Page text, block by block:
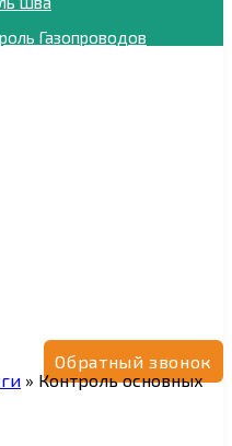
Газопроводов
Обратный звонок
» Контроль основных